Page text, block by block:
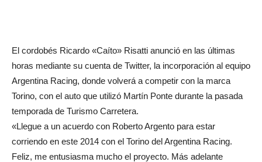
El cordobés Ricardo «Caíto» Risatti anunció en las últimas
horas mediante su cuenta de Twitter, la incorporación al equipo
Argentina Racing, donde volverá a competir con la marca
Torino, con el auto que utilizó Martín Ponte durante la pasada
temporada de Turismo Carretera.
«Llegue a un acuerdo con Roberto Argento para estar
corriendo en este 2014 con el Torino del Argentina Racing.
Feliz, me entusiasma mucho el proyecto. Más adelante